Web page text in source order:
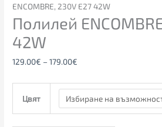
ENCOMBRE, 230V E27 42W
Полилей
42W
129.00€ – 179.00€
Цвят